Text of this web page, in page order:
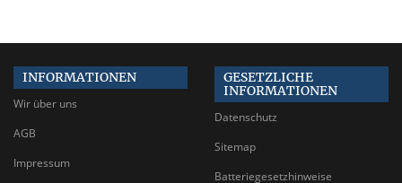
INFORMATIONEN
Wir über uns
AGB
Impressum
GESETZLICHE
INFORMATIONEN
Datenschutz
Sitemap
Batteriegesetzhinweise